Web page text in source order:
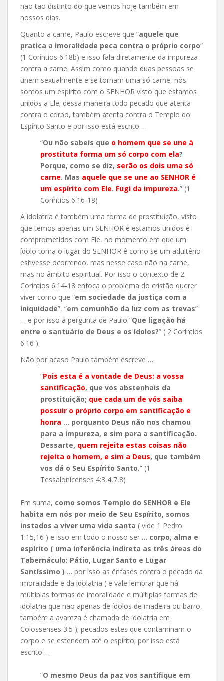
não tão distinto do que vemos hoje também em
nossos dias.
Quanto a carne, Paulo escreve que “aquele que
pratica a imoralidade peca contra o próprio corpo”
(1 Coríntios 6:18b) e isso fala diretamente da impureza
contra a carne. Assim como quando duas pessoas se
unem sexualmente e se tornam uma só carne, nós
somos um espírito com o SENHOR visto que estamos
unidos a Ele; dessa maneira todo pecado que atenta
contra o corpo, também atenta contra o Templo do
Espírito Santo e por isso está escrito …
“Ou não sabeis que o homem que se une à
prostituta forma um só corpo com ela?
Porque, como se diz, serão os dois uma só
carne. Mas aquele que se une ao SENHOR é
um espírito com Ele. Fugi da impureza.” (1
Coríntios 6:16-18)
A idolatria é também uma forma de prostituição, visto
que temos apenas um SENHOR e estamos unidos e
comprometidos com Ele, no momento em que um
ídolo toma o lugar do SENHOR é como se um adultério
estivesse ocorrendo, mas nesse caso não na carne,
mas no âmbito espiritual. Por isso o contexto de 2
Coríntios 6:14-18 enfoca o problema do cristão querer
viver como que “em sociedade da justiça com a
iniquidade”, “em comunhão da luz com as trevas”
… e por isso a pergunta de Paulo “Que ligação há
entre o santuário de Deus e os ídolos?” ( 2 Coríntios
6:16 ).
Não por acaso Paulo também escreve …
“Pois esta é a vontade de Deus: a vossa
santificação, que vos abstenhais da
prostituição; que cada um de vós saiba
possuir o próprio corpo em santificação e
honra … porquanto Deus não nos chamou
para a impureza, e sim para a santificação.
Dessarte, quem rejeita estas coisas não
rejeita o homem, e sim a Deus, que também
vos dá o Seu Espírito Santo.” (1
Tessalonicenses 4:3,4,7,8)
Em suma, como somos Templo do SENHOR e Ele
habita em nós por meio de Seu Espírito, somos
instados a viver uma vida santa ( vide 1 Pedro
1:15,16 ) e isso em todo o nosso ser … corpo, alma e
espírito ( uma inferência indireta as três áreas do
Tabernáculo: Pátio, Lugar Santo e Lugar
Santíssimo ) … por isso as ênfases contra o pecado da
imoralidade e da idolatria ( e vale lembrar que há
múltiplas formas de imoralidade e múltiplas formas de
idolatria que não apenas de ídolos de madeira ou barro,
também a avareza é chamada de idolatria em
Colossenses 3:5 ); pecados estes que contaminam o
corpo e se estendem até o espírito; por isso está
escrito …
“O mesmo Deus da paz vos santifique em